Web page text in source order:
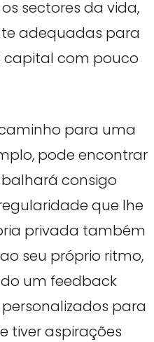
sectores da vida,
adequadas para
capital com pouco
para uma
pode encontrar
consigo
que lhe
privada também
seu próprio ritmo,
um feedback
para
tiver aspirações